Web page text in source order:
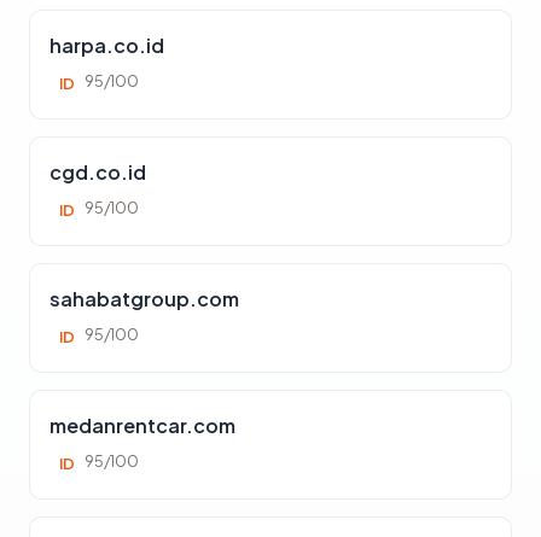
harpa.co.id
ID 95/100
cgd.co.id
ID 95/100
sahabatgroup.com
ID 95/100
medanrentcar.com
ID 95/100